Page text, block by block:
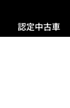
認定中古車